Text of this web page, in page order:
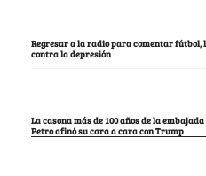
Regresar a la radio para comentar
contra la depresión
La casona más de 100 años de la
Petro afinó su cara a cara con Trump